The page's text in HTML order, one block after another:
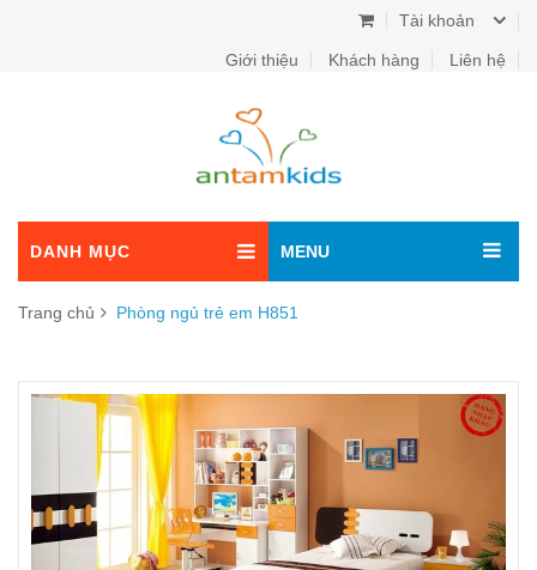
Tài khoản
Giới thiệu Khách hàng Liên hệ
DANH MỤC MENU
Trang chủ Phòng ngủ trẻ em H851